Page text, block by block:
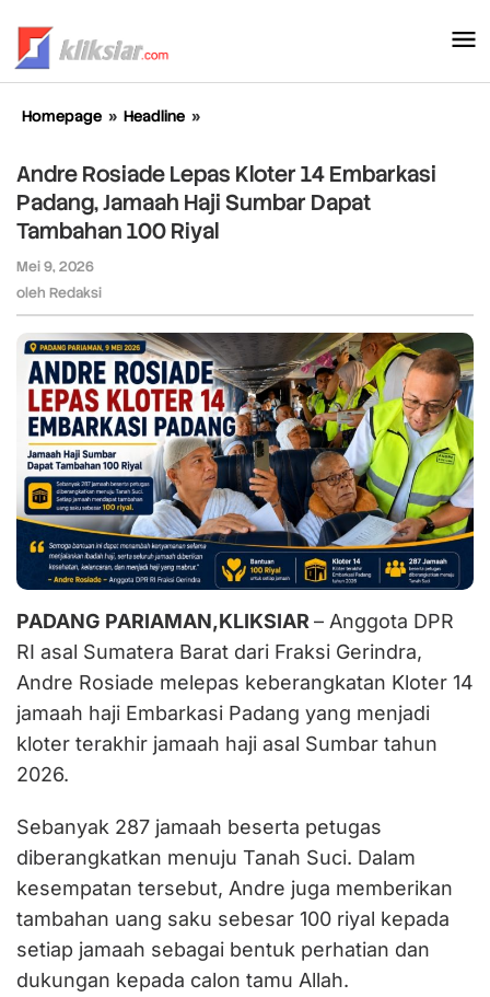
konten
Homepage » Headline »
Lepas
Kloter
14
Embarkasi
Sumbar
Dapat
Tambahan
100
Riyal
Andre Rosiade Lepas Kloter 14 Embarkasi
Padang, Jamaah Haji Sumbar Dapat
Tambahan 100 Riyal
Mei 9, 2026
oleh Redaksi
PADANG PARIAMAN,KLIKSIAR – Anggota DPR
RI asal Sumatera Barat dari Fraksi Gerindra,
Andre Rosiade melepas keberangkatan Kloter 14
jamaah haji Embarkasi Padang yang menjadi
kloter terakhir jamaah haji asal Sumbar tahun
2026.
Sebanyak 287 jamaah beserta petugas
diberangkatkan menuju Tanah Suci. Dalam
kesempatan tersebut, Andre juga memberikan
tambahan uang saku sebesar 100 riyal kepada
setiap jamaah sebagai bentuk perhatian dan
dukungan kepada calon tamu Allah.